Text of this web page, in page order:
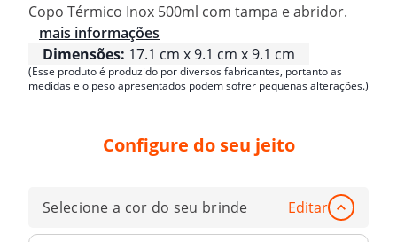
Copo Térmico Inox 500ml com tampa e abridor.
mais informações
Dimensões: 17.1 cm x 9.1 cm x 9.1 cm
(Esse produto é produzido por diversos fabricantes, portanto as
medidas e o peso apresentados podem sofrer pequenas alterações.)
Configure do seu jeito
Selecione a cor do seu brinde Editar